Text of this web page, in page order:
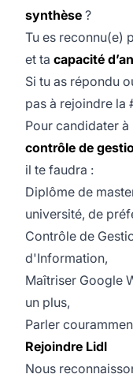
synthèse ?
Tu es reconnu(e)
et ta capacité
Si tu as répondu
pas à rejoindre la
Pour candidater
contrôle de
il te faudra :
Diplôme de
université, de
Contrôle de
d'Information,
Maîtriser Google
un plus,
Parler
Rejoindre Lidl
Nous